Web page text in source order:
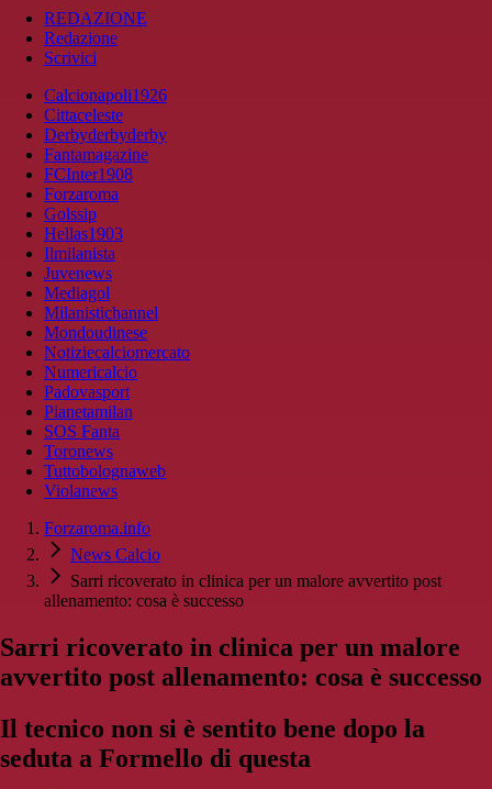
REDAZIONE
Redazione
Scrivici
Calcionapoli1926
Cittaceleste
Derbyderbyderby
Fantamagazine
FCInter1908
Forzaroma
Golssip
Hellas1903
Ilmilanista
Juvenews
Mediagol
Milanistichannel
Mondoudinese
Notiziecalciomercato
Numericalcio
Padovasport
Pianetamilan
SOS Fanta
Toronews
Tuttobolognaweb
Violanews
Forzaroma.info
News Calcio
Sarri ricoverato in clinica per un malore avvertito post
allenamento: cosa è successo
Sarri ricoverato in clinica per un malore
avvertito post allenamento: cosa è successo
Il tecnico non si è sentito bene dopo la
seduta a Formello di questa